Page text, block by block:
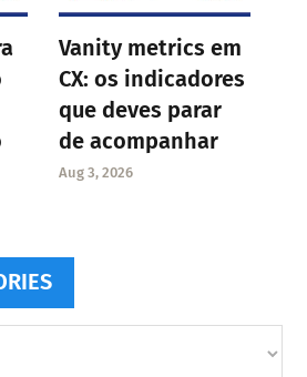
Vanity metrics em
CX: os indicadores
que deves parar
de acompanhar
Aug 3, 2026